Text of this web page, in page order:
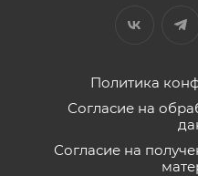
Политика
Согласие на
Согласие на